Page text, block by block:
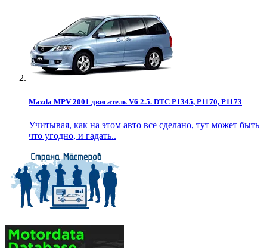
Mazda MPV 2001 двигатель V6 2.5. DTC P1345, P1170, P1173
Учитывая, как на этом авто все сделано, тут может быть
что угодно, и гадать..